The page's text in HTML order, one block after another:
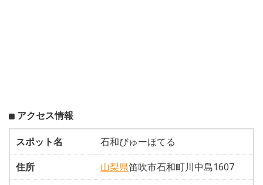
アクセス情報
スポット名
石和びゅーほてる
住所
山梨県笛吹市石和町川中島1607